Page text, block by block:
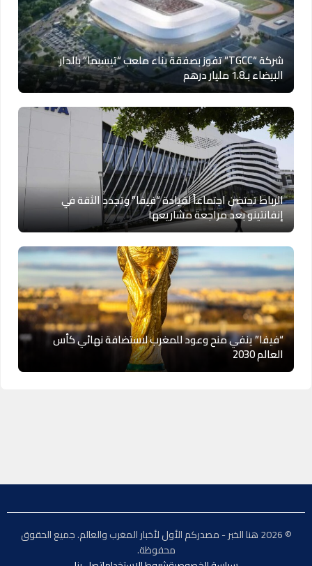
شركة “TGCC” تفوز بصفقة بناء ملعب “تيسيما” بالدار
البيضاء بـ1.8 مليار درهم
الرباط تحتضن اجتماعاً لقيادة “فيفا” وتجدد الثقة في
إنفانتينو بعد مراجعة مشاريعها
“فيفا” ينفي منح وعود للمغرب لاستضافة نهائي كأس
العالم 2030
© 2026 هنا الخبر - مصدركم الأول لأخبار المغرب والعالم. جميع الحقوق
محفوظة.